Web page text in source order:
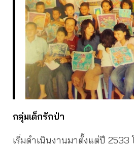
กลุ่มเด็กรักป่า
เริ่มดำเนินงานมาตั้งแต่ปี 2533